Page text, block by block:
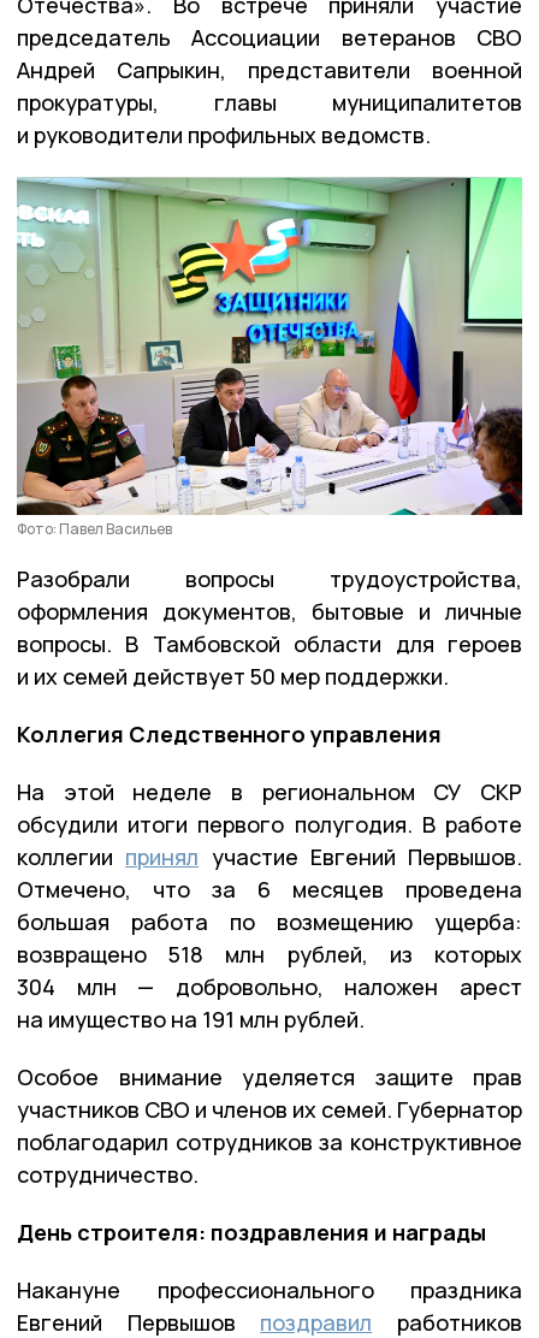
председатель Ассоциации ветеранов СВО
Андрей Сапрыкин, представители военной
прокуратуры, главы муниципалитетов
и руководители профильных ведомств.
Фото: Павел Васильев
Разобрали вопросы трудоустройства,
оформления документов, бытовые и личные
вопросы. В Тамбовской области для героев
и их семей действует 50 мер поддержки.
Коллегия Следственного управления
На этой неделе в региональном СУ СКР
обсудили итоги первого полугодия. В работе
коллегии принял участие Евгений Первышов.
Отмечено, что за 6 месяцев проведена
большая работа по возмещению ущерба:
возвращено 518 млн рублей, из которых
304 млн — добровольно, наложен арест
на имущество на 191 млн рублей.
Особое внимание уделяется защите прав
участников СВО и членов их семей. Губернатор
поблагодарил сотрудников за конструктивное
сотрудничество.
День строителя: поздравления и награды
Накануне профессионального праздника
Евгений Первышов поздравил работников